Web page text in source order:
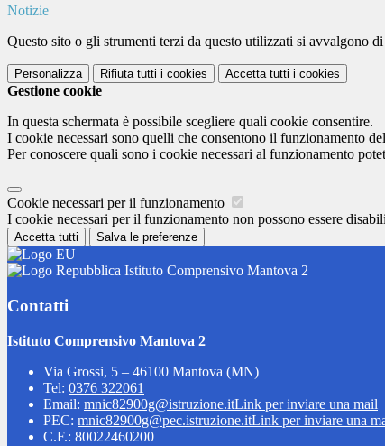
Notizie
Questo sito o gli strumenti terzi da questo utilizzati si avvalgono
Personalizza Rifiuta tutti i cookies Accetta tutti i cookies
Gestione cookie
In questa schermata è possibile scegliere quali cookie consentire.
I cookie necessari sono quelli che consentono il funzionamento
Per conoscere quali sono i cookie necessari al funzionamento
Cookie necessari per il funzionamento
I cookie necessari per il funzionamento non possono essere
Accetta tutti Salva le preferenze
Istituto Comprensivo Mantova 2
Contatti
Istituto Comprensivo Mantova 2
Via Grossi, 5 – 46100 Mantova (MN)
Tel: 0376 322061
Email: mnic82900g@istruzione.itLink per inviare una mail
PEC: mnic82900g@pec.istruzione.itLink per inviare una
C.F.: 80022460200